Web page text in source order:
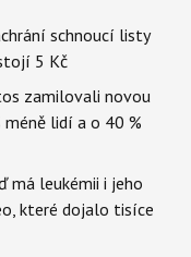
schnoucí listy
5 Kč
zamilovali novou
méně lidí a o 40 %
má leukémii i jeho
které dojalo tisíce